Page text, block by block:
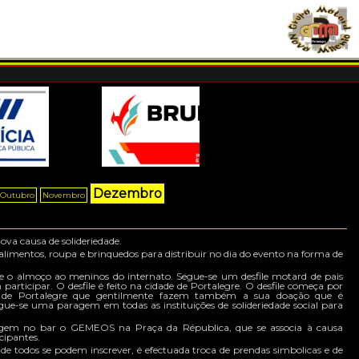
Outubro Novembro Dezembro
causa de solideriedade.
roupa e brinquedos para distribuir no dia do evento na forma de
o almoço ao meninos do internato. Segue-se um desfile motard de pais
O desfile é feito na cidade de Portalegre. O desfile começa por
de Portalegre que gentilmente fazem também a sua doação que é
se uma paragem em todas as instituições de solideriedade social para
no bar o GEMEOS na Praça da Républica, que se associa à causa
todos se podem inscrever, é efectuada troca de prendas simbolicas e de